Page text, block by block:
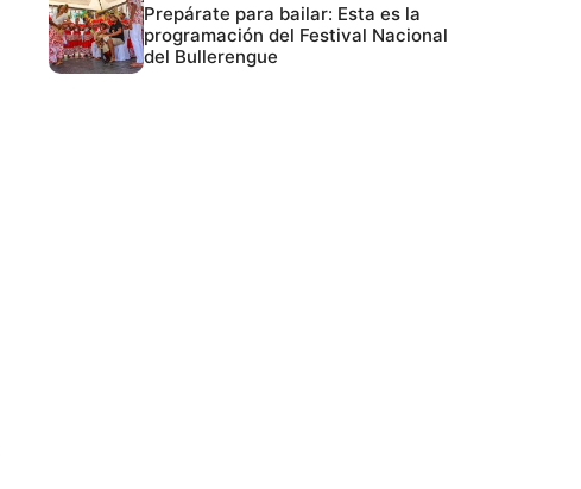
Prepárate para bailar: Esta es la
programación del Festival Nacional
del Bullerengue